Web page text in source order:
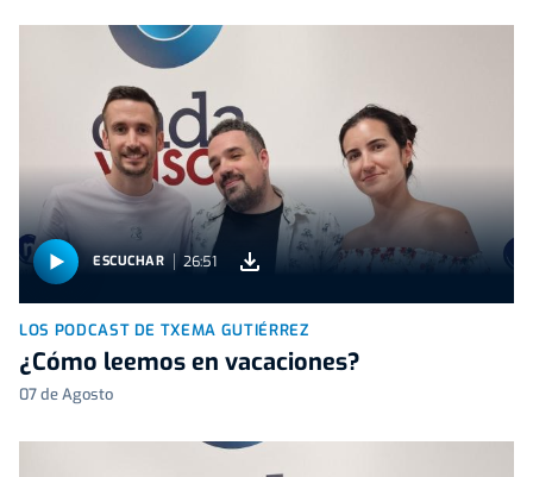
ESCUCHAR 26:51
LOS PODCAST DE TXEMA GUTIÉRREZ
¿Cómo leemos en vacaciones?
07 de Agosto